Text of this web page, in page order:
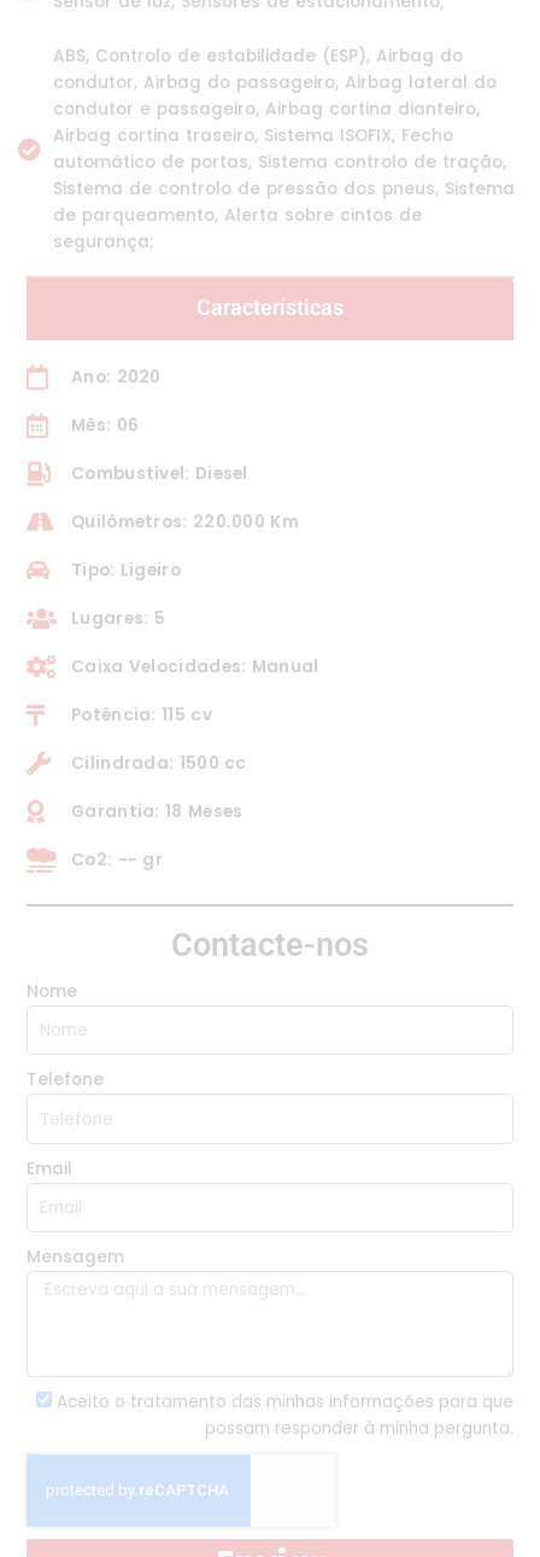
ABS, Controlo de estabilidade (ESP), Airbag do
condutor, Airbag do passageiro, Airbag lateral do
condutor e passageiro, Airbag cortina dianteiro,
Airbag cortina traseiro, Sistema ISOFIX, Fecho
automático de portas, Sistema controlo de tração,
Sistema de controlo de pressão dos pneus, Sistema
de parqueamento, Alerta sobre cintos de
segurança;
Características
Ano: 2020
Mês: 06
Combustível: Diesel
Quilómetros: 220.000 Km
Tipo: Ligeiro
Lugares: 5
Caixa Velocidades: Manual
Potência: 115 cv
Cilindrada: 1500 cc
Garantia: 18 Meses
Co2: -- gr
Contacte-nos
Nome
Telefone
Email
Mensagem
Aceito o tratamento das minhas informações para que
possam responder à minha pergunta.